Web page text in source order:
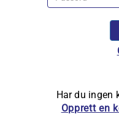
Har du ingen
Opprett en